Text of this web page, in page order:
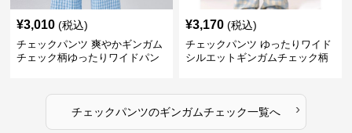
¥3,010 (税込)
チェックパンツ 爽やかギンガム
チェック柄ゆったりワイドパン
¥3,170 (税込)
チェックパンツ ゆったりワイド
シルエットギンガムチェック柄
チェックパンツのギンガムチェック一覧へ ›